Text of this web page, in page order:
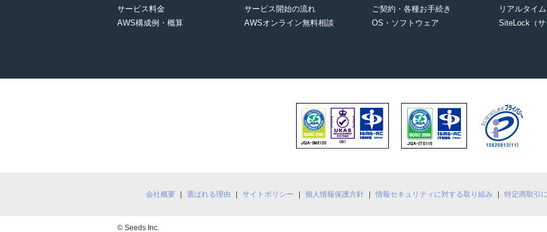
サービス料金
AWS構成例・概算
サービス開始の流れ
AWSオンライン無料相談
ご契約・各種お手続き
OS・ソフトウェア
リアルタイ
SiteLock（
会社概要 選ばれる理由 サイトポリシー 個人情報保護方針 情報セキュリティに対する取り組み 特定商取引
© Seeds Inc.